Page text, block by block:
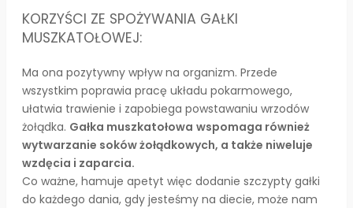
KORZYŚCI ZE SPOŻYWANIA GAŁKI
MUSZKATOŁOWEJ:
Ma ona pozytywny wpływ na organizm. Przede
wszystkim poprawia pracę układu pokarmowego,
ułatwia trawienie i zapobiega powstawaniu wrzodów
żołądka. Gałka muszkatołowa wspomaga również
wytwarzanie soków żołądkowych, a także niweluje
wzdęcia i zaparcia.
Co ważne, hamuje apetyt więc dodanie szczypty gałki
do każdego dania, gdy jesteśmy na diecie, może nam